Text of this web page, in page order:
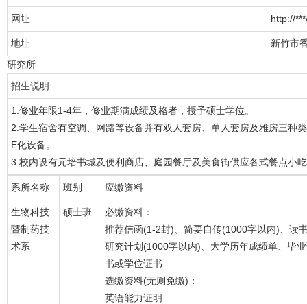
网址 http://
地址
新竹市
研究所
招生说明
1.修业年限1-4年，修业期满成绩及格者，授予硕士学位。
2.学生宿舍有空调、网路等设备并有双人套房、单人套房及雅房三种
E化设备。
3.校内设有元培书城及便利商店、庭园餐厅及美食街供应各式餐点小
系所名称 班别 应缴资料
生物科技
暨制药技
术系
硕士班
必缴资料：
推荐信函(1-2封)、简要自传(1000字以内)、读
研究计划(1000字以内)、大学历年成绩单、毕
书或学位证书
选缴资料(无则免缴)：
英语能力证明